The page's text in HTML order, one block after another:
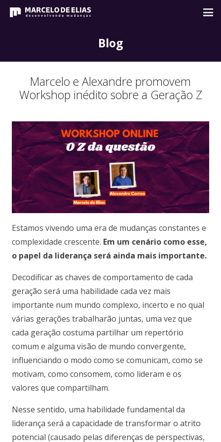
Blog
Marcelo e Alexandre promovem
Workshop inédito sobre a Geração Z
Estamos vivendo uma era de mudanças constantes e
complexidade crescente. Em um cenário como esse,
o papel da liderança será ainda mais importante.
Decodificar as chaves de comportamento de cada
geração será uma habilidade cada vez mais
importante num mundo complexo, incerto e no qual
várias gerações trabalharão juntas, uma vez que
cada geração costuma partilhar um repertório
comum e alguma visão de mundo convergente,
influenciando o modo como se comunicam, como se
motivam, como consomem, como lideram e os
valores que compartilham.
Nesse sentido, uma habilidade fundamental da
liderança será a capacidade de transformar o atrito
potencial (causado pelas diferenças de perspectivas,